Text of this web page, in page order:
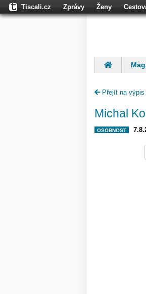
Tiscali.cz Zprávy Ženy
Přejít na výpis
Michal
OSOBNOST